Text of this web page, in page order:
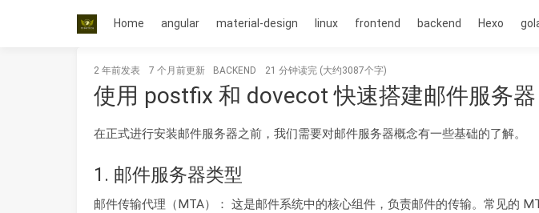
Home angular material-design linux frontend backend Hexo
2 年前发表 7 个月前更新 BACKEND 21 分钟读完 (大约3087个字)
使用 postfix 和 dovecot 快速搭建邮件服务器
在正式进行安装邮件服务器之前，我们需要对邮件服务器概念有一些基础的了解。
1. 邮件服务器类型
邮件传输代理（MTA）： 这是邮件系统中的核心组件，负责邮件的传输。常见的